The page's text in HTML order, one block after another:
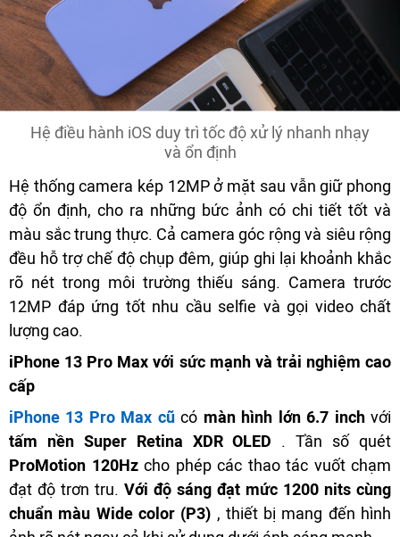
Hệ điều hành iOS duy trì tốc độ xử lý nhanh nhạy
và ổn định
Hệ thống camera kép 12MP ở mặt sau vẫn giữ phong
độ ổn định, cho ra những bức ảnh có chi tiết tốt và
màu sắc trung thực. Cả camera góc rộng và siêu rộng
đều hỗ trợ chế độ chụp đêm, giúp ghi lại khoảnh khắc
rõ nét trong môi trường thiếu sáng. Camera trước
12MP đáp ứng tốt nhu cầu selfie và gọi video chất
lượng cao.
iPhone 13 Pro Max với sức mạnh và trải nghiệm cao
cấp
iPhone 13 Pro Max cũcó màn hình lớn 6.7 inchvới
tấm nền Super Retina XDR OLED . Tần số quét
ProMotion 120Hzcho phép các thao tác vuốt chạm
đạt độ trơn tru. Với độ sáng đạt mức 1200 nits cùng
chuẩn màu Wide color (P3) , thiết bị mang đến hình